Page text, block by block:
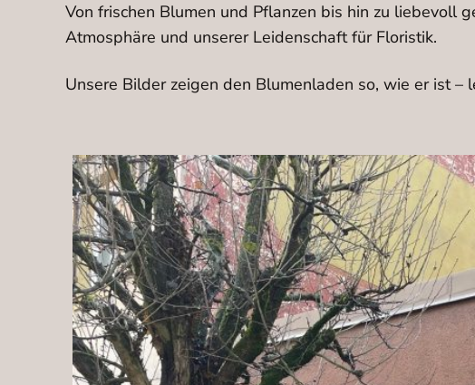
Von frischen Blumen und Pflanzen bis hin zu liebevoll
Atmosphäre und unserer Leidenschaft für Floristik.
Unsere Bilder zeigen den Blumenladen so, wie er ist